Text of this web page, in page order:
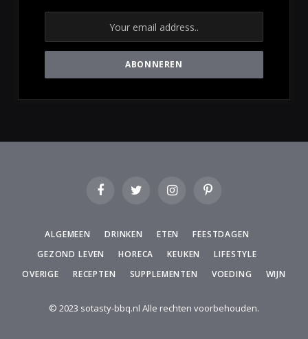
FacebookTwitter InstagramPinterest
ALGEMEEN DRINKEN ETEN
FEESTDAGEN
GEZOND LEVEN
HORECA KEUKEN
LIFESTYLE
OVERIGE
RECEPTEN SUPPLEMENTEN VOEDING WIJN
© 2023 sotasty-bbq.nl Alle rechten voorbehouden.